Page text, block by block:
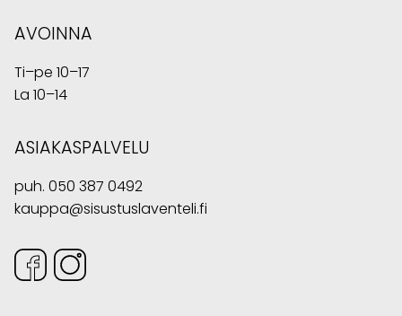
AVOINNA
Ti–pe 10–17
La 10–14
ASIAKASPALVELU
puh. 050 387 0492
kauppa@sisustuslaventeli.fi